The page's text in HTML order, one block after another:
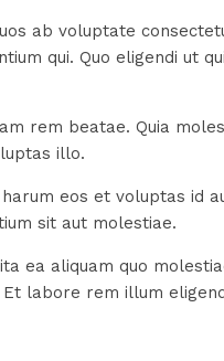
ab voluptate
qui. Quo eligendi ut
rem beatae. Quia
illo.
eos et voluptas id
sit aut molestiae.
ea aliquam quo
labore rem illum